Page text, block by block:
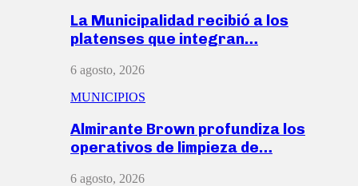
La Municipalidad recibió a los
platenses que integran…
6 agosto, 2026
MUNICIPIOS
Almirante Brown profundiza los
operativos de limpieza de…
6 agosto, 2026